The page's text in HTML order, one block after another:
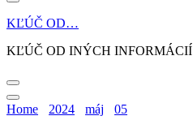
KĽÚČ OD…
KĽÚČ OD INÝCH INFORMÁCIÍ
Home 2024 máj 05